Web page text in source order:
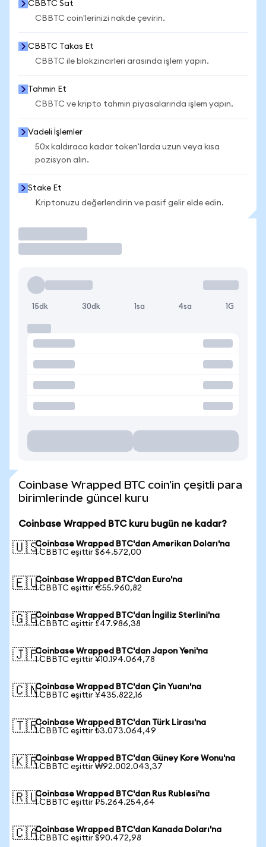
CBBTC Sat
CBBTC coin'lerinizi nakde çevirin.
CBBTC Takas Et
CBBTC ile blokzincirleri arasında işlem yapın.
Tahmin Et
CBBTC ve kripto tahmin piyasalarında işlem yapın.
Vadeli İşlemler
50x kaldıraca kadar token'larda uzun veya kısa
pozisyon alın.
Stake Et
Kriptonuzu değerlendirin ve pasif gelir elde edin.
15dk 30dk 1sa 4sa 1G
Coinbase Wrapped BTC coin'in çeşitli para
birimlerinde güncel kuru
Coinbase Wrapped BTC kuru bugün ne kadar?
🇺🇸Coinbase Wrapped BTC'dan Amerikan Doları'na
1 CBBTC eşittir $64.572,00
🇪🇺Coinbase Wrapped BTC'dan Euro'na
1 CBBTC eşittir €55.960,82
🇬🇧Coinbase Wrapped BTC'dan İngiliz Sterlini'na
1 CBBTC eşittir £47.986,38
🇯🇵Coinbase Wrapped BTC'dan Japon Yeni'na
1 CBBTC eşittir ¥10.194.064,78
🇨🇳Coinbase Wrapped BTC'dan Çin Yuanı'na
1 CBBTC eşittir ¥435.822,16
🇹🇷Coinbase Wrapped BTC'dan Türk Lirası'na
1 CBBTC eşittir ₺3.073.064,49
🇰🇷Coinbase Wrapped BTC'dan Güney Kore Wonu'na
1 CBBTC eşittir ₩92.002.043,37
🇷🇺Coinbase Wrapped BTC'dan Rus Rublesi'na
1 CBBTC eşittir ₽5.264.254,64
🇨🇦Coinbase Wrapped BTC'dan Kanada Doları'na
1 CBBTC eşittir $90.472,98